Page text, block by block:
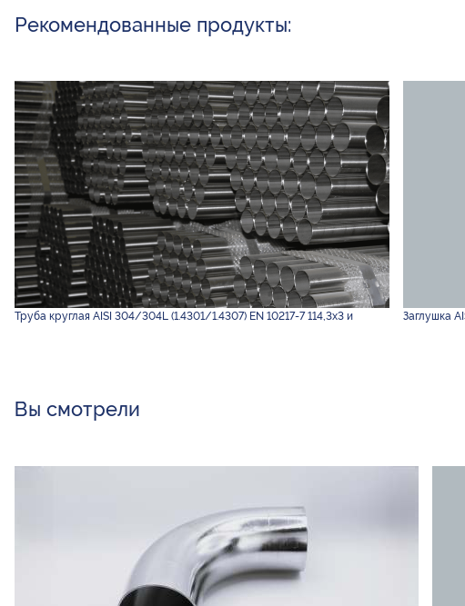
Рекомендованные продукты:
Труба круглая AISI 304/304L (1.4301/1.4307) EN 10217-7 114,3х3 и Заглушка
Вы смотрели